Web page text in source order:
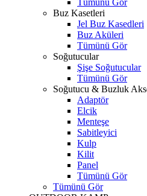
Tümünü Gör
Buz Kasetleri
Jel Buz Kasedleri
Buz Aküleri
Tümünü Gör
Soğutucular
Şişe Soğutucular
Tümünü Gör
Soğutucu & Buzluk
Adaptör
Elcik
Menteşe
Sabitleyici
Kulp
Kilit
Panel
Tümünü Gör
Tümünü Gör